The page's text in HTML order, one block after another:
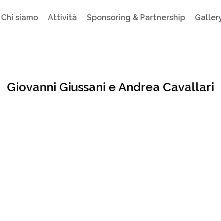
Chi siamo Attività Sponsoring & Partnership
Giovanni Giussani e Andrea Cavallari